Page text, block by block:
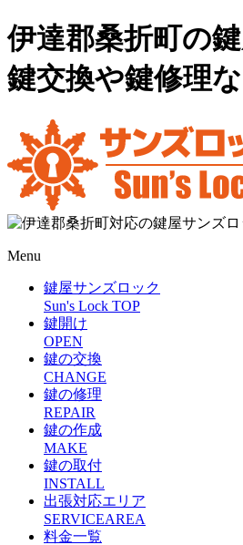
伊達郡桑折町の
鍵交換や鍵修理
Menu
鍵屋サンズロック
Sun's Lock TOP
鍵開け
OPEN
鍵の交換
CHANGE
鍵の修理
REPAIR
鍵の作成
MAKE
鍵の取付
INSTALL
出張対応エリア
SERVICEAREA
料金一覧